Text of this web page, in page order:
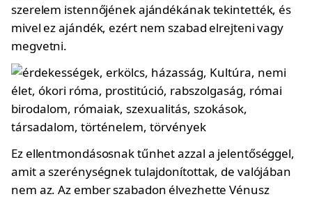
szerelem istennőjének ajándékának tekintették, és
mivel ez ajándék, ezért nem szabad elrejteni vagy
megvetni.
Ez ellentmondásosnak tűnhet azzal a jelentőséggel,
amit a szerénységnek tulajdonítottak, de valójában
nem az. Az ember szabadon élvezhette Vénusz